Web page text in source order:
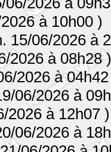
à 10h00 )
15/06/2026 à
2026 à 08h28 )
2026 à
06/2026 à
2026 à 12h07 )
06/2026 à